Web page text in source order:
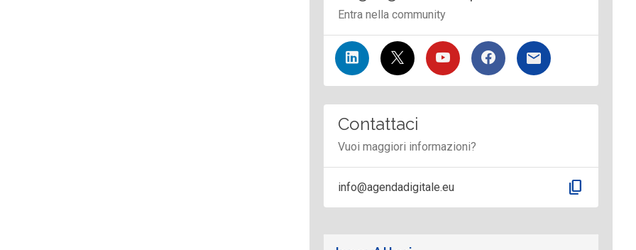
Entra nella community
Contattaci
Vuoi maggiori informazioni?
info@agendadigitale.eu content_copy